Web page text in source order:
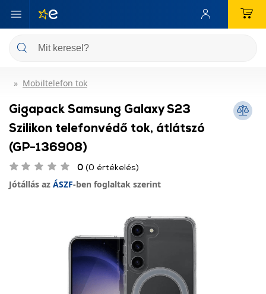
Mobiltelefon tok
Gigapack Samsung Galaxy S23
Szilikon telefonvédő tok, átlátszó
(GP-136908)
0 (0 értékelés)
Jótállás az ÁSZF-ben foglaltak szerint